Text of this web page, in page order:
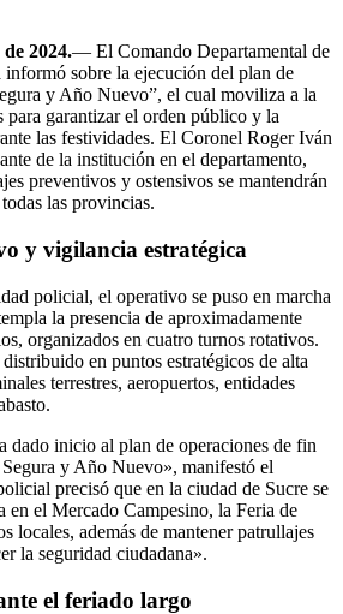
2024.— El Comando Departamental de
sobre la ejecución del plan de
y Año Nuevo”, el cual moviliza a la
para garantizar el orden público y la
las festividades. El Coronel Roger Iván
de la institución en el departamento,
preventivos y ostensivos se mantendrán
las provincias.
y vigilancia estratégica
policial, el operativo se puso en marcha
la presencia de aproximadamente
organizados en cuatro turnos rotativos.
en puntos estratégicos de alta
terrestres, aeropuertos, entidades
dado inicio al plan de operaciones de fin
y Año Nuevo», manifestó el
precisó que en la ciudad de Sucre se
en el Mercado Campesino, la Feria de
locales, además de mantener patrullajes
la seguridad ciudadana».
el feriado largo